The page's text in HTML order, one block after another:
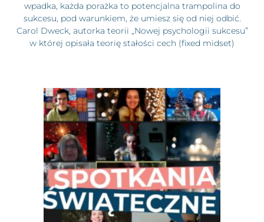
wpadka, każda porażka to potencjalna trampolina do
sukcesu, pod warunkiem, że umiesz się od niej odbić.
Carol Dweck, autorka teorii „Nowej psychologii sukcesu”
w której opisała teorię stałości cech (fixed midset)